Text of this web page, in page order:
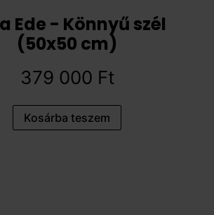
Ede - Könnyű szél
(50x50 cm)
379 000 Ft
Kosárba teszem